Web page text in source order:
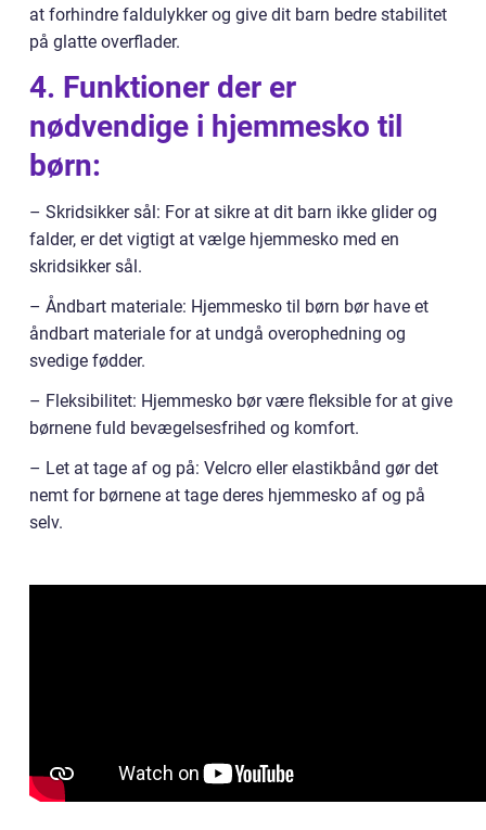
at forhindre faldulykker og give dit barn bedre stabilitet
på glatte overflader.
4. Funktioner der er
nødvendige i hjemmesko til
børn:
– Skridsikker sål: For at sikre at dit barn ikke glider og
falder, er det vigtigt at vælge hjemmesko med en
skridsikker sål.
– Åndbart materiale: Hjemmesko til børn bør have et
åndbart materiale for at undgå overophedning og
svedige fødder.
– Fleksibilitet: Hjemmesko bør være fleksible for at give
børnene fuld bevægelsesfrihed og komfort.
– Let at tage af og på: Velcro eller elastikbånd gør det
nemt for børnene at tage deres hjemmesko af og på
selv.